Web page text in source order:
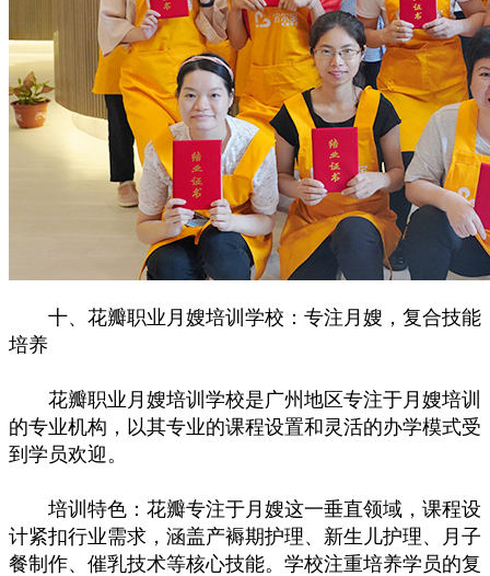
十、花瓣职业月嫂培训学校：专注月嫂，复合技能
培养
花瓣职业月嫂培训学校是广州地区专注于月嫂培训
的专业机构，以其专业的课程设置和灵活的办学模式受
到学员欢迎。
培训特色：花瓣专注于月嫂这一垂直领域，课程设
计紧扣行业需求，涵盖产褥期护理、新生儿护理、月子
餐制作、催乳技术等核心技能。学校注重培养学员的复